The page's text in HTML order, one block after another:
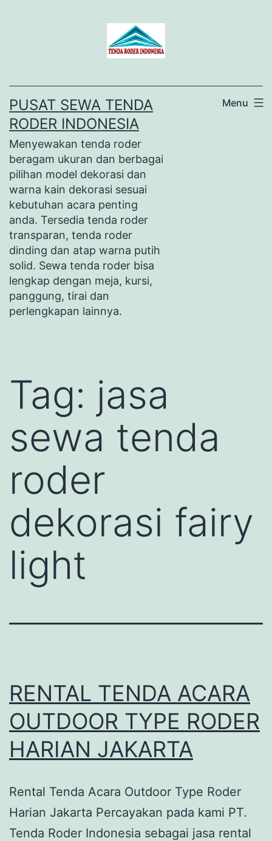
PUSAT SEWA TENDA
RODER INDONESIA
Menyewakan tenda roder
beragam ukuran dan berbagai
pilihan model dekorasi dan
warna kain dekorasi sesuai
kebutuhan acara penting
anda. Tersedia tenda roder
transparan, tenda roder
dinding dan atap warna putih
solid. Sewa tenda roder bisa
lengkap dengan meja, kursi,
panggung, tirai dan
perlengkapan lainnya.
Menu
Tag: jasa
sewa tenda
roder
dekorasi fairy
light
RENTAL TENDA ACARA
OUTDOOR TYPE RODER
HARIAN JAKARTA
Rental Tenda Acara Outdoor Type Roder
Harian Jakarta Percayakan pada kami PT.
Tenda Roder Indonesia sebagai jasa rental